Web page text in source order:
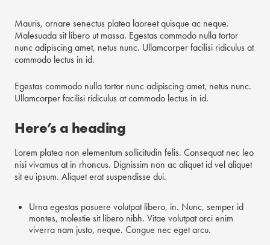
Mauris, ornare senectus platea laoreet quisque ac neque.
Malesuada sit libero ut massa. Egestas commodo nulla tortor
nunc adipiscing amet, netus nunc. Ullamcorper facilisi ridiculus at
commodo lectus in id.
Egestas commodo nulla tortor nunc adipiscing amet, netus nunc.
Ullamcorper facilisi ridiculus at commodo lectus in id.
Here’s a heading
Lorem platea non elementum sollicitudin felis. Consequat nec leo
nisi vivamus at in rhoncus. Dignissim non ac aliquet id vel aliquet
sit eu ipsum. Aliquet erat suspendisse dui.
Urna egestas posuere volutpat libero, in. Nunc, semper id
montes, molestie sit libero nibh. Vitae volutpat orci enim
viverra nam justo, neque. Congue nec eget arcu.